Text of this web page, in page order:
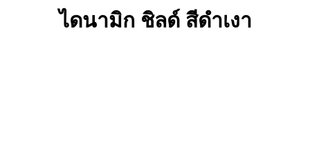
ไดนามิก ชิลด์ สีดําเงา